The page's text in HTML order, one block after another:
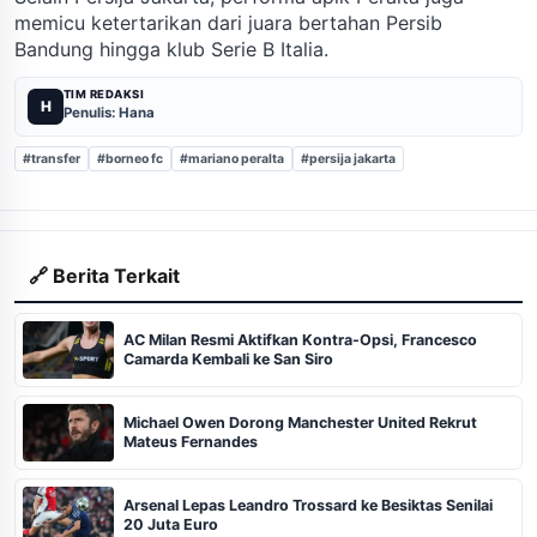
memicu ketertarikan dari juara bertahan Persib
Bandung hingga klub Serie B Italia.
H
TIM REDAKSI
Penulis: Hana
#transfer #borneo fc #mariano peralta #persija jakarta
🔗 Berita Terkait
AC Milan Resmi Aktifkan Kontra-Opsi, Francesco
Camarda Kembali ke San Siro
Michael Owen Dorong Manchester United Rekrut
Mateus Fernandes
Arsenal Lepas Leandro Trossard ke Besiktas Senilai
20 Juta Euro